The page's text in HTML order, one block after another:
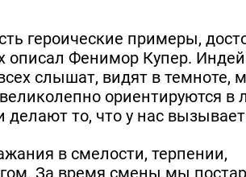
в смелости, терпении,
За время смены мы
героические примеры,
описал Фенимор Купер.
слышат, видят в темноте,
ориентируются в
то, что у нас вызывает